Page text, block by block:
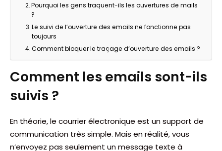
Pourquoi les gens traquent-ils les ouvertures de mails
?
Le suivi de l’ouverture des emails ne fonctionne pas
toujours
Comment bloquer le traçage d’ouverture des emails ?
Comment les emails sont-ils
suivis ?
En théorie, le courrier électronique est un support de
communication très simple. Mais en réalité, vous
n’envoyez pas seulement un message texte à